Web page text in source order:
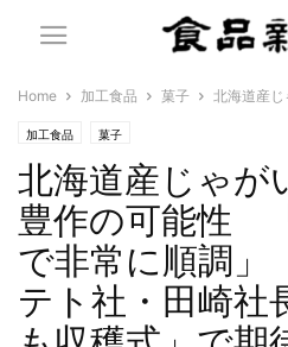
Home 加工食品 菓子 北海道産
加工食品 菓子
北海道産じゃが
豊作の可能性
で非常に順調
テト社・田崎社